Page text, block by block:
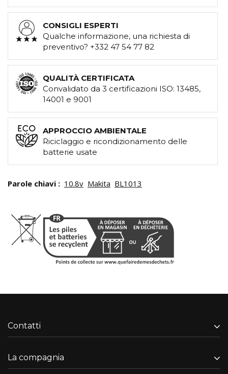
CONSIGLI ESPERTI
Qualche informazione, una richiesta di
preventivo? +332 47 54 77 82
QUALITÀ CERTIFICATA
Convalidato da 3 certificazioni ISO: 13485,
14001 e 9001
APPROCCIO AMBIENTALE
Riciclaggio e ricondizionamento delle
batterie usate
Parole chiavi : 10.8v Makita BL1013
Contatti
La compagnia